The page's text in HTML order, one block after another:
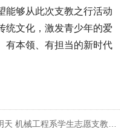
能够从此次支教之行活动
统文化，激发青少年的爱
有本领、有担当的新时代
械工程系学生志愿支教服务活动